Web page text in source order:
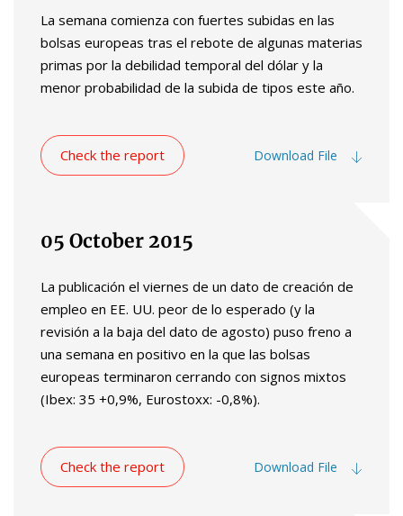
La semana comienza con fuertes subidas en las
bolsas europeas tras el rebote de algunas materias
primas por la debilidad temporal del dólar y la
menor probabilidad de la subida de tipos este año.
Check the report Download File
05 October 2015
La publicación el viernes de un dato de creación de
empleo en EE. UU. peor de lo esperado (y la
revisión a la baja del dato de agosto) puso freno a
una semana en positivo en la que las bolsas
europeas terminaron cerrando con signos mixtos
(Ibex: 35 +0,9%, Eurostoxx: -0,8%).
Check the report Download File